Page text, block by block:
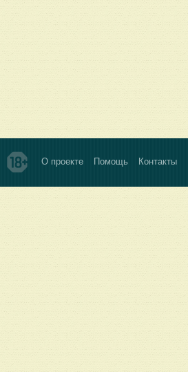
О проекте Помощь Контакты